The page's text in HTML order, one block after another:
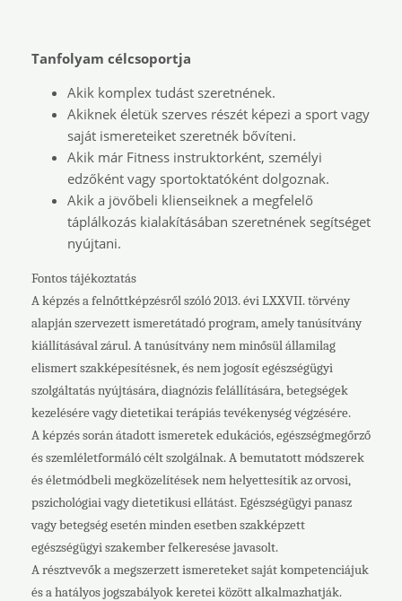
Tanfolyam célcsoportja
Akik komplex tudást szeretnének.
Akiknek életük szerves részét képezi a sport vagy
saját ismereteiket szeretnék bővíteni.
Akik már Fitness instruktorként, személyi
edzőként vagy sportoktatóként dolgoznak.
Akik a jövőbeli klienseiknek a megfelelő
táplálkozás kialakításában szeretnének segítséget
nyújtani.
Fontos tájékoztatás
A képzés a felnőttképzésről szóló 2013. évi LXXVII. törvény
alapján szervezett ismeretátadó program, amely tanúsítvány
kiállításával zárul. A tanúsítvány nem minősül államilag
elismert szakképesítésnek, és nem jogosít egészségügyi
szolgáltatás nyújtására, diagnózis felállítására, betegségek
kezelésére vagy dietetikai terápiás tevékenység végzésére.
A képzés során átadott ismeretek edukációs, egészségmegőrző
és szemléletformáló célt szolgálnak. A bemutatott módszerek
és életmódbeli megközelítések nem helyettesítik az orvosi,
pszichológiai vagy dietetikusi ellátást. Egészségügyi panasz
vagy betegség esetén minden esetben szakképzett
egészségügyi szakember felkeresése javasolt.
A résztvevők a megszerzett ismereteket saját kompetenciájuk
és a hatályos jogszabályok keretei között alkalmazhatják.